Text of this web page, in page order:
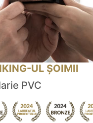
UL ȘOIMII
PVC